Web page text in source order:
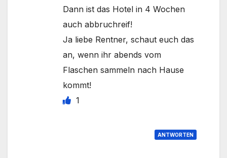
Dann ist das Hotel in 4 Wochen
auch abbruchreif!
Ja liebe Rentner, schaut euch das
an, wenn ihr abends vom
Flaschen sammeln nach Hause
kommt!
1
ANTWORTEN